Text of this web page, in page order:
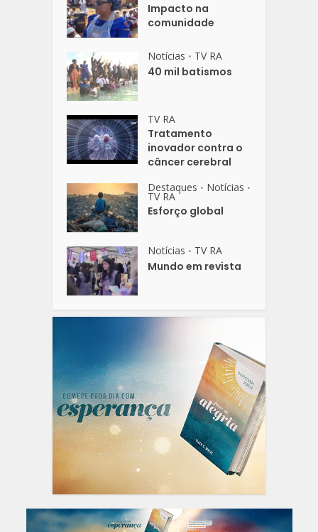
Impacto na
comunidade
Notícias • TV RA
40 mil batismos
TV RA
Tratamento
inovador contra o
câncer cerebral
Destaques • Notícias •
TV RA
Esforço global
Notícias • TV RA
Mundo em revista